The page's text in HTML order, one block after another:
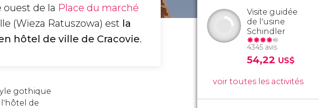
ouest de la Place du marché
(Wieza Ratuszowa) est la
hôtel de ville de Cracovie.
gothique
l'hôtel de
Visite guidée
de l'usine
Schindler
4345 avis
54,22 US$
voir toutes les activités